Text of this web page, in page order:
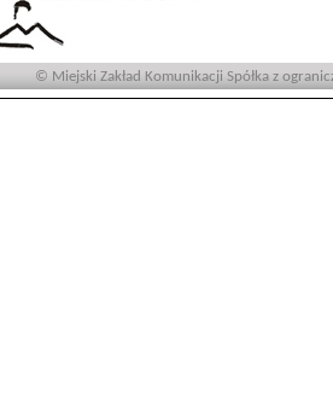
© Miejski Zakład Komunikacji Spółka z